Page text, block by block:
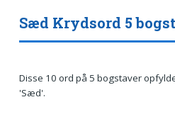
Sæd Krydsord 5
Disse 10 ord på 5 bogstaver
'Sæd'.